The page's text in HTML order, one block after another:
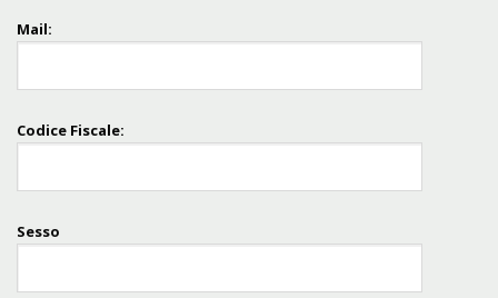
Mail:
Codice Fiscale:
Sesso